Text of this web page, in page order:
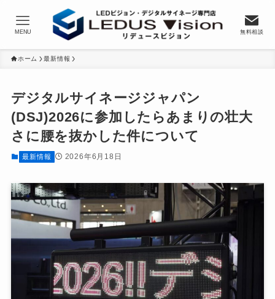
無料相談
MENU
ホーム 最新情報
デジタルサイネージジャパン
(DSJ)2026に参加したらあまりの壮大
さに腰を抜かした件について
最新情報 2026年6月18日